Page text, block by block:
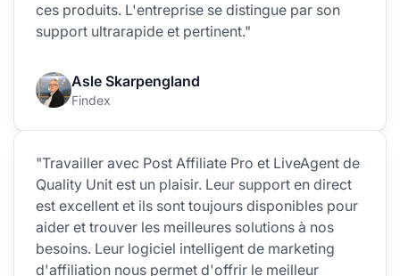
ces produits. L'entreprise se distingue par son
support ultrarapide et pertinent."
Asle Skarpengland
Findex
"Travailler avec Post Affiliate Pro et LiveAgent de
Quality Unit est un plaisir. Leur support en direct
est excellent et ils sont toujours disponibles pour
aider et trouver les meilleures solutions à nos
besoins. Leur logiciel intelligent de marketing
d'affiliation nous permet d'offrir le meilleur